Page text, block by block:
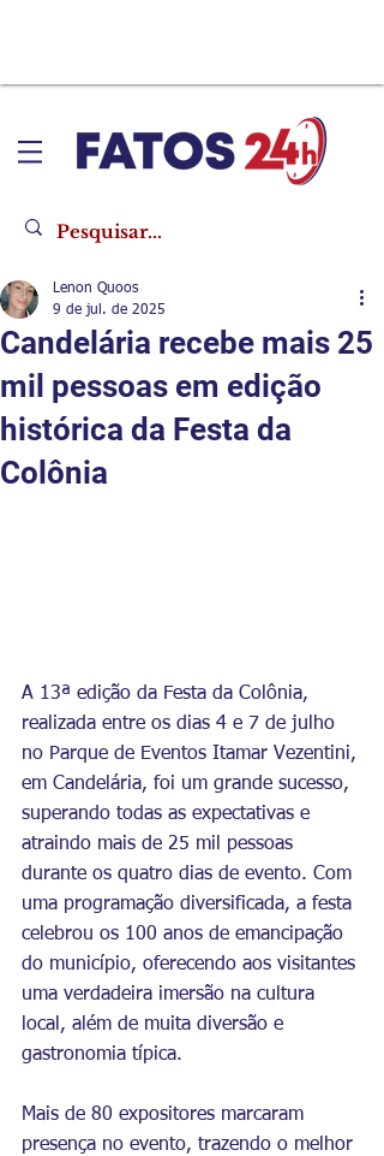
Candelária recebe mais 25
mil pessoas em edição
histórica da Festa da
Colônia
Lenon Quoos
9 de jul. de 2025
A 13ª edição da Festa da Colônia,
realizada entre os dias 4 e 7 de julho
no Parque de Eventos Itamar Vezentini,
em Candelária, foi um grande sucesso,
superando todas as expectativas e
atraindo mais de 25 mil pessoas
durante os quatro dias de evento. Com
uma programação diversificada, a festa
celebrou os 100 anos de emancipação
do município, oferecendo aos visitantes
uma verdadeira imersão na cultura
local, além de muita diversão e
gastronomia típica.
Mais de 80 expositores marcaram
presença no evento, trazendo o melhor